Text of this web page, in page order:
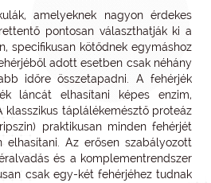
amelyeknek nagyon érdekes
pontosan választhatják ki a
specifikusan kötődnek egymáshoz
adott esetben csak néhány
időre összetapadni. A fehérjék
láncát elhasítani képes enzim,
klasszikus táplálékemésztő proteáz
praktikusan minden fehérjét
elhasítani. Az erősen szabályozott
és a komplementrendszer
csak egy-két fehérjéhez tudnak